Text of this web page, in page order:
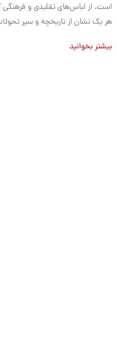
است. از لباس‌های تقلیدی و فرهنگی
هر یک نشان از تاریخچه و سیر
بیشتر بخوانید